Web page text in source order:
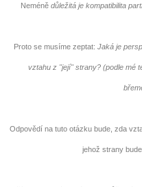
Jak být šťastnější
Neméně důležitá je kompatibilita
Proto se musíme zeptat: Jaká je
vztahu z "její" strany? (podle mé
Odpovědí na tuto otázku bude, zda
jehož strany